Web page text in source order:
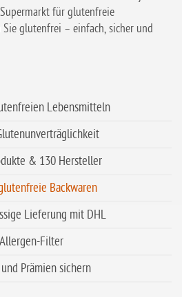
für glutenfreie
glutenfrei – einfach, sicher und
Lebensmitteln
& 130 Hersteller
Backwaren
Lieferung mit DHL
Filter
Prämien sichern